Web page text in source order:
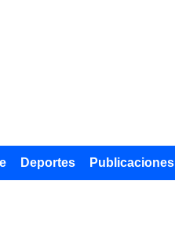
Deportes Publicaciones